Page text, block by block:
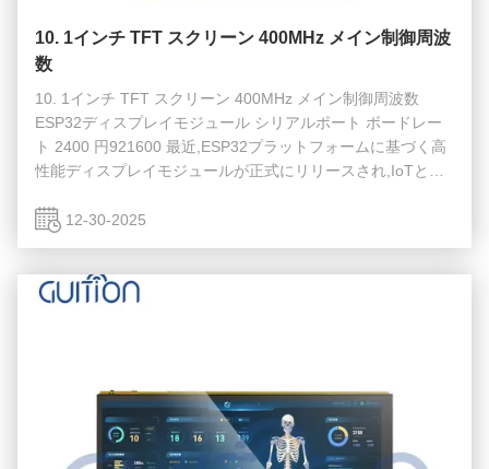
10. 1インチ TFT スクリーン 400MHz メイン制御周波
数
10. 1インチ TFT スクリーン 400MHz メイン制御周波数
ESP32ディスプレイモジュール シリアルポート ボードレー
ト 2400 円921600 最近,ESP32プラットフォームに基づく高
性能ディスプレイモジュールが正式にリリースされ,IoTと埋
インチのTFTLCDスクリーンで,メイン制御周波数は最大
マートターミナル,人間と機械のインターフェースのアプリケ
12-30-2025